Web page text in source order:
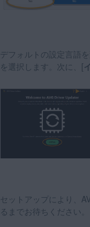
デフォルトの設定言語
を選択します。次に、[
セットアップにより、
るまでお待ちください。